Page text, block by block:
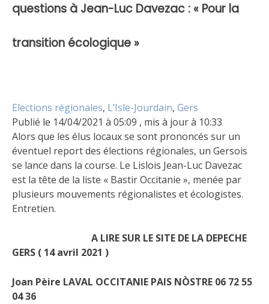
questions à Jean-Luc Davezac : « Pour la
transition écologique »
Elections régionales, L’Isle-Jourdain, Gers
Publié le 14/04/2021 à 05:09 , mis à jour à 10:33
Alors que les élus locaux se sont prononcés sur un
éventuel report des élections régionales, un Gersois
se lance dans la course. Le Lislois Jean-Luc Davezac
est la tête de la liste « Bastir Occitanie », menée par
plusieurs mouvements régionalistes et écologistes.
Entretien.
A LIRE SUR LE SITE DE LA DEPECHE
GERS ( 14 avril 2021 )
Joan Pèire LAVAL OCCITANIE PAIS NÒSTRE 06 72 55
04 36